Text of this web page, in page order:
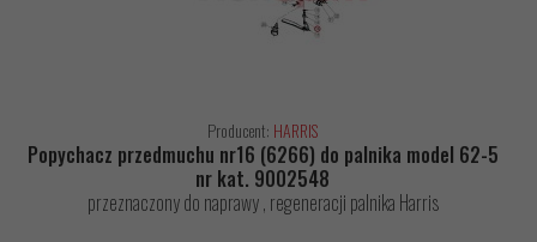
Producent: HARRIS
Popychacz przedmuchu nr16 (6266) do palnika model 62-5
nr kat. 9002548
przeznaczony do naprawy , regeneracji palnika Harris